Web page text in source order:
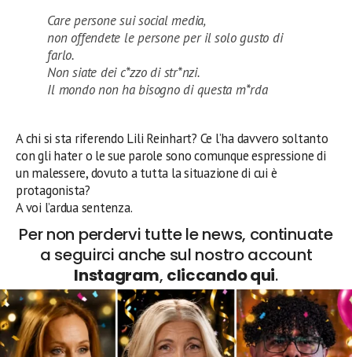
Care persone sui social media,
non offendete le persone per il solo gusto di
farlo.
Non siate dei c*zzo di str*nzi.
Il mondo non ha bisogno di questa m*rda
A chi si sta riferendo Lili Reinhart? Ce l’ha davvero soltanto
con gli hater o le sue parole sono comunque espressione di
un malessere, dovuto a tutta la situazione di cui è
protagonista?
A voi l’ardua sentenza.
Per non perdervi tutte le news, continuate
a seguirci anche sul nostro account
Instagram, cliccando qui.